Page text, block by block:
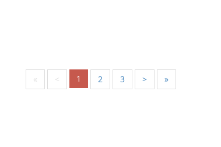
« < 1 2 3 > »